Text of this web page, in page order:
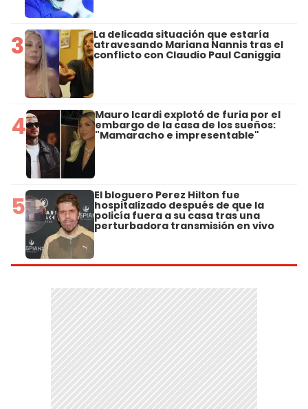
3 La delicada situación que estaría
atravesando Mariana Nannis tras el
conflicto con Claudio Paul Caniggia
4 Mauro Icardi explotó de furia por el
embargo de la casa de los sueños:
"Mamaracho e impresentable"
5 El bloguero Perez Hilton fue
hospitalizado después de que la
policía fuera a su casa tras una
perturbadora transmisión en vivo